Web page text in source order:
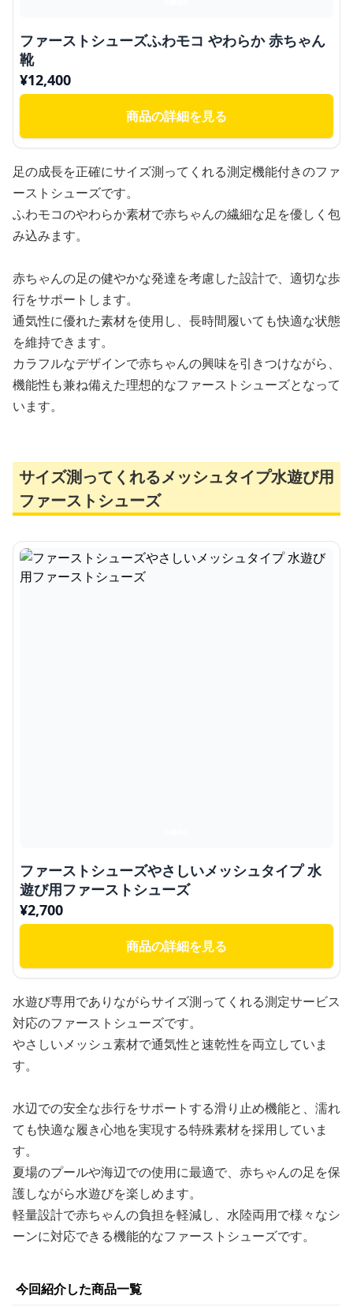
ファーストシューズふわモコ やわらか 赤ちゃん
靴
¥12,400
商品の詳細を見る
足の成長を正確にサイズ測ってくれる測定機能付きのファ
ーストシューズです。
ふわモコのやわらか素材で赤ちゃんの繊細な足を優しく包
み込みます。
赤ちゃんの足の健やかな発達を考慮した設計で、適切な歩
行をサポートします。
通気性に優れた素材を使用し、長時間履いても快適な状態
を維持できます。
カラフルなデザインで赤ちゃんの興味を引きつけながら、
機能性も兼ね備えた理想的なファーストシューズとなって
います。
サイズ測ってくれるメッシュタイプ水遊び用
ファーストシューズ
ファーストシューズやさしいメッシュタイプ 水
遊び用ファーストシューズ
¥2,700
商品の詳細を見る
水遊び専用でありながらサイズ測ってくれる測定サービス
対応のファーストシューズです。
やさしいメッシュ素材で通気性と速乾性を両立していま
す。
水辺での安全な歩行をサポートする滑り止め機能と、濡れ
ても快適な履き心地を実現する特殊素材を採用していま
す。
夏場のプールや海辺での使用に最適で、赤ちゃんの足を保
護しながら水遊びを楽しめます。
軽量設計で赤ちゃんの負担を軽減し、水陸両用で様々なシ
ーンに対応できる機能的なファーストシューズです。
今回紹介した商品一覧